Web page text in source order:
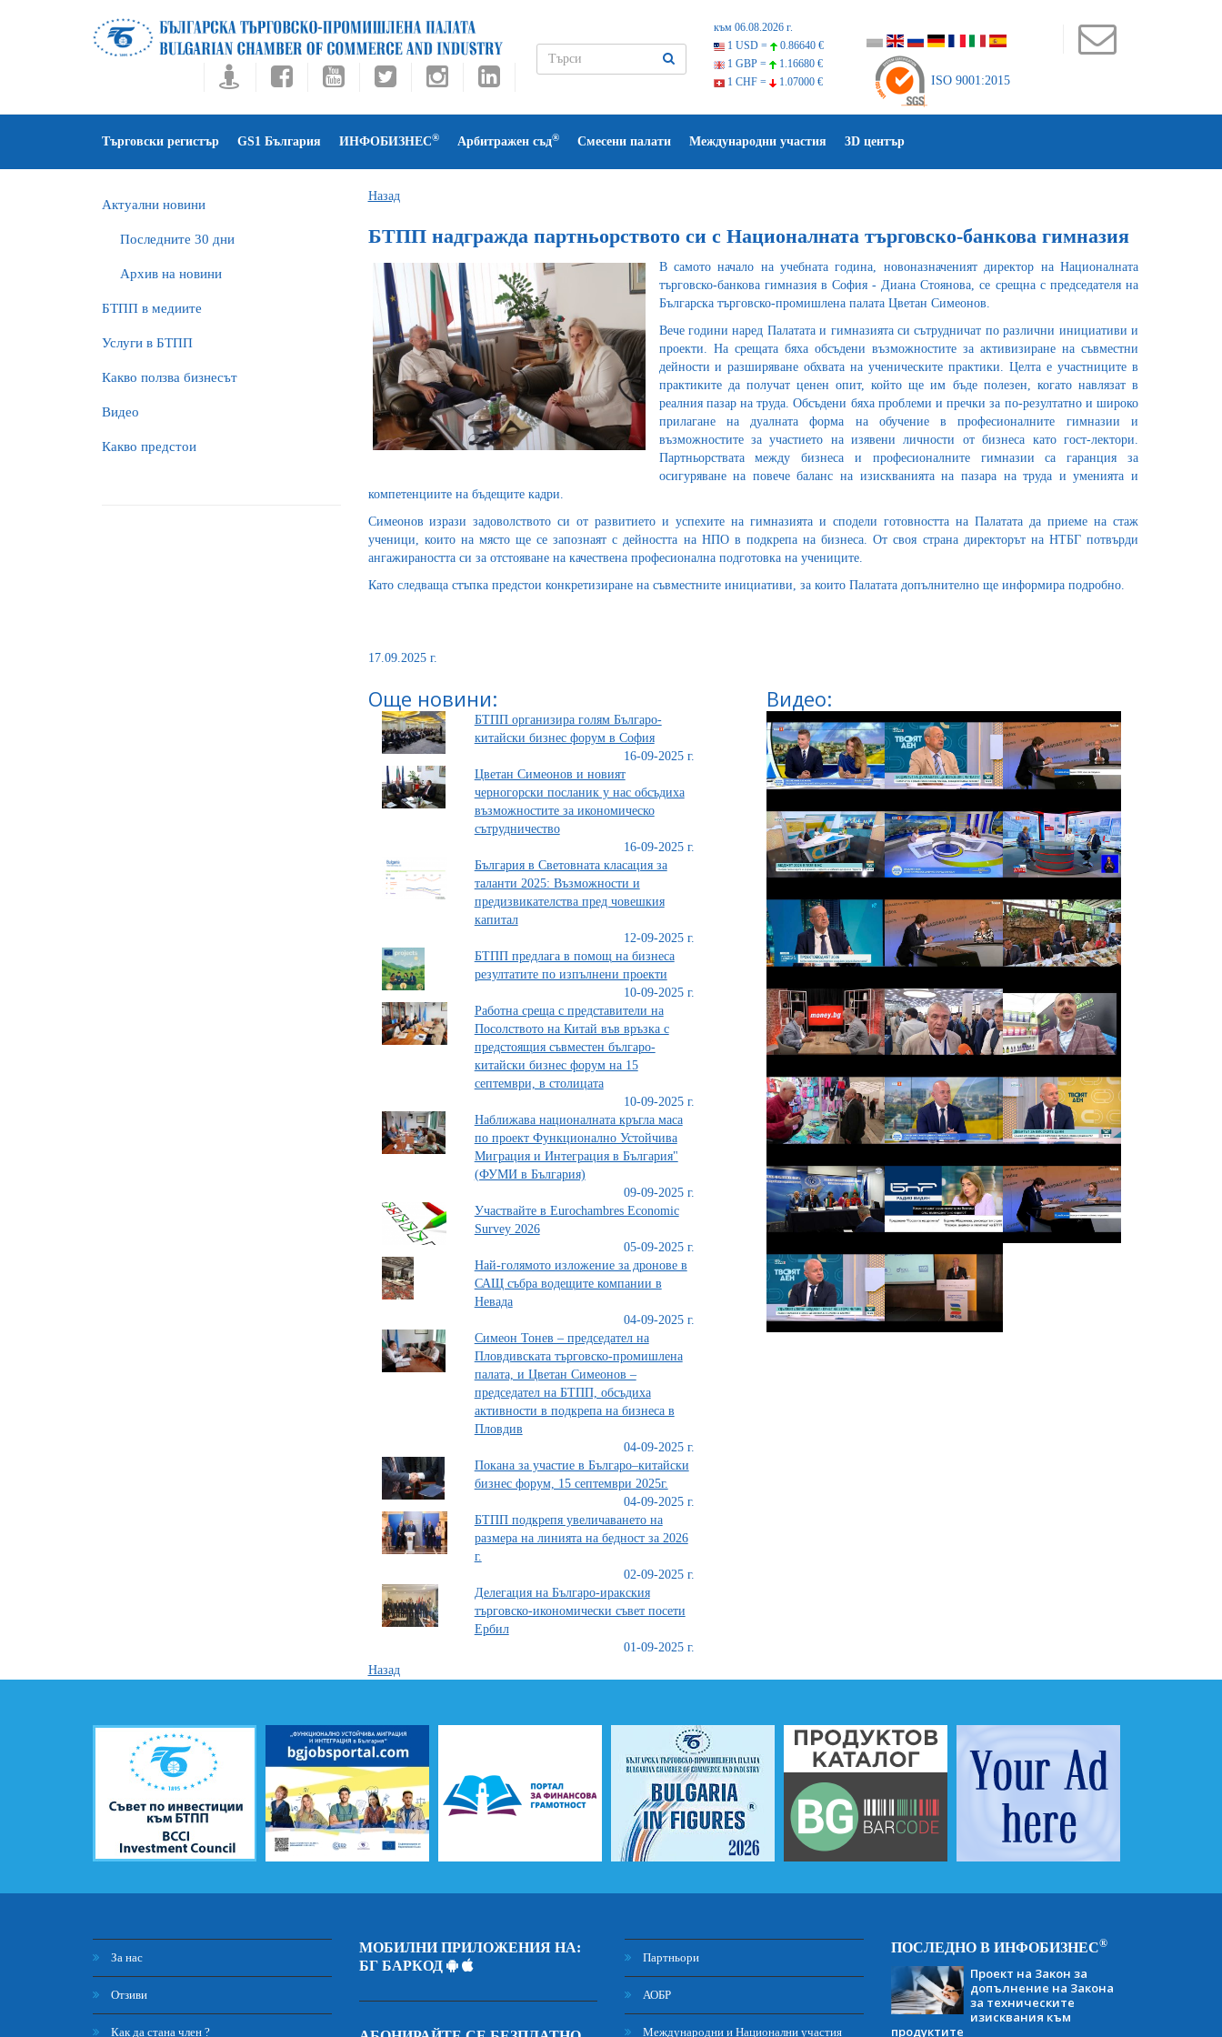
към 06.08.2026 г.
1 USD =
0.86640 €
1 GBP =
1.16680 €
1 CHF =
1.07000 € ISO 9001:2015
Търговски регистър GS1 България ИНФОБИЗНЕС® Арбитражен съд® Смесени палати Международни участия 3D център
Актуални новини
Последните 30 дни
Архив на новини
БTПП в медиите
Услуги в БТПП
Какво ползва бизнесът
Видео
Какво предстои
Назад
БТПП надгражда партньорството си с Националната търговско-банкова гимназия
В самото начало на учебната година, новоназначеният директор на Националната
търговско-банкова гимназия в София - Диана Стоянова, се срещна с председателя на
Българска търговско-промишлена палата Цветан Симеонов.
Вече години наред Палатата и гимназията си сътрудничат по различни инициативи и
проекти. На срещата бяха обсъдени възможностите за активизиране на съвместни
дейности и разширяване обхвата на ученическите практики. Целта е участниците в
практиките да получат ценен опит, който ще им бъде полезен, когато навлязат в
реалния пазар на труда. Обсъдени бяха проблеми и пречки за по-резултатно и широко
прилагане на дуалната форма на обучение в професионалните гимназии и
възможностите за участието на изявени личности от бизнеса като гост-лектори.
Партньорствата между бизнеса и професионалните гимназии са гаранция за
осигуряване на повече баланс на изискванията на пазара на труда и уменията и
компетенциите на бъдещите кадри.
Симеонов изрази задоволството си от развитието и успехите на гимназията и сподели готовността на Палатата да приеме на стаж
ученици, които на място ще се запознаят с дейността на НПО в подкрепа на бизнеса. От своя страна директорът на НТБГ потвърди
ангажираността си за отстояване на качествена професионална подготовка на учениците.
Като следваща стъпка предстои конкретизиране на съвместните инициативи, за които Палатата допълнително ще информира подробно.
17.09.2025 г.
Още новини:
БТПП организира голям Българо-
китайски бизнес форум в София
16-09-2025 г.
Цветан Симеонов и новият
черногорски посланик у нас обсъдиха
възможностите за икономическо
сътрудничество
16-09-2025 г.
България в Световната класация за
таланти 2025: Възможности и
предизвикателства пред човешкия
капитал
12-09-2025 г.
БТПП предлага в помощ на бизнеса
резултатите по изпълнени проекти
10-09-2025 г.
Работна среща с представители на
Посолството на Китай във връзка с
предстоящия съвместен българо-
китайски бизнес форум на 15
септември, в столицата
10-09-2025 г.
Наближава националната кръгла маса
по проект Функционално Устойчива
Миграция и Интеграция в България"
(ФУМИ в България)
09-09-2025 г.
Участвайте в Eurochambres Economic
Survey 2026
05-09-2025 г.
Най-голямото изложение за дронове в
САЩ събра водещите компании в
Невада
04-09-2025 г.
Симеон Тонев – председател на
Пловдивската търговско-промишлена
палата, и Цветан Симеонов –
председател на БТПП, обсъдиха
активности в подкрепа на бизнеса в
Пловдив
04-09-2025 г.
Покана за участие в Българо–китайски
бизнес форум, 15 септември 2025г.
04-09-2025 г.
БТПП подкрепя увеличаването на
размера на линията на бедност за 2026
г.
02-09-2025 г.
Делегация на Българо-иракския
търговско-икономически съвет посети
Ербил
01-09-2025 г.
Видео:
Назад
За нас
Отзиви
Как да стана член ?
МОБИЛНИ ПРИЛОЖЕНИЯ НА:
БГ БАРКОД
Партньори
АОБР
Международни и Национални участия
ПОСЛЕДНО В ИНФОБИЗНЕС®
Проект на Закон за
допълнение на Закона
за техническите
изисквания към
продуктите